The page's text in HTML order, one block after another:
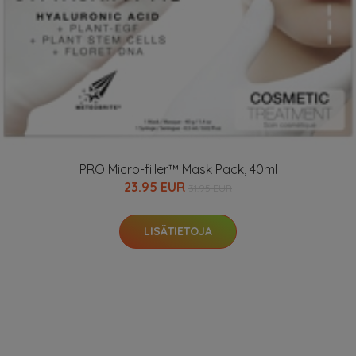
PRO Micro-filler™ Mask Pack, 40ml
23.95 EUR
LISÄTIETOJA